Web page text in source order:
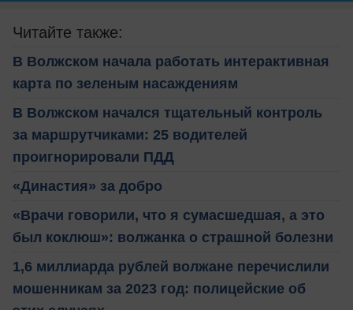
Читайте также:
В Волжском начала работать интерактивная
карта по зеленым насаждениям
В Волжском начался тщательный контроль
за маршрутчиками: 25 водителей
проигнорировали ПДД
«Династия» за добро
«Врачи говорили, что я сумасшедшая, а это
был коклюш»: волжанка о страшной болезни
1,6 миллиарда рублей волжане перечислили
мошенникам за 2023 год: полицейские об